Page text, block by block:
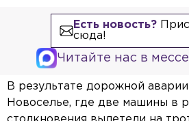
Есть новость?
сюда!
Читайте нас в
В результате дорожной
Новоселье, где две машины в